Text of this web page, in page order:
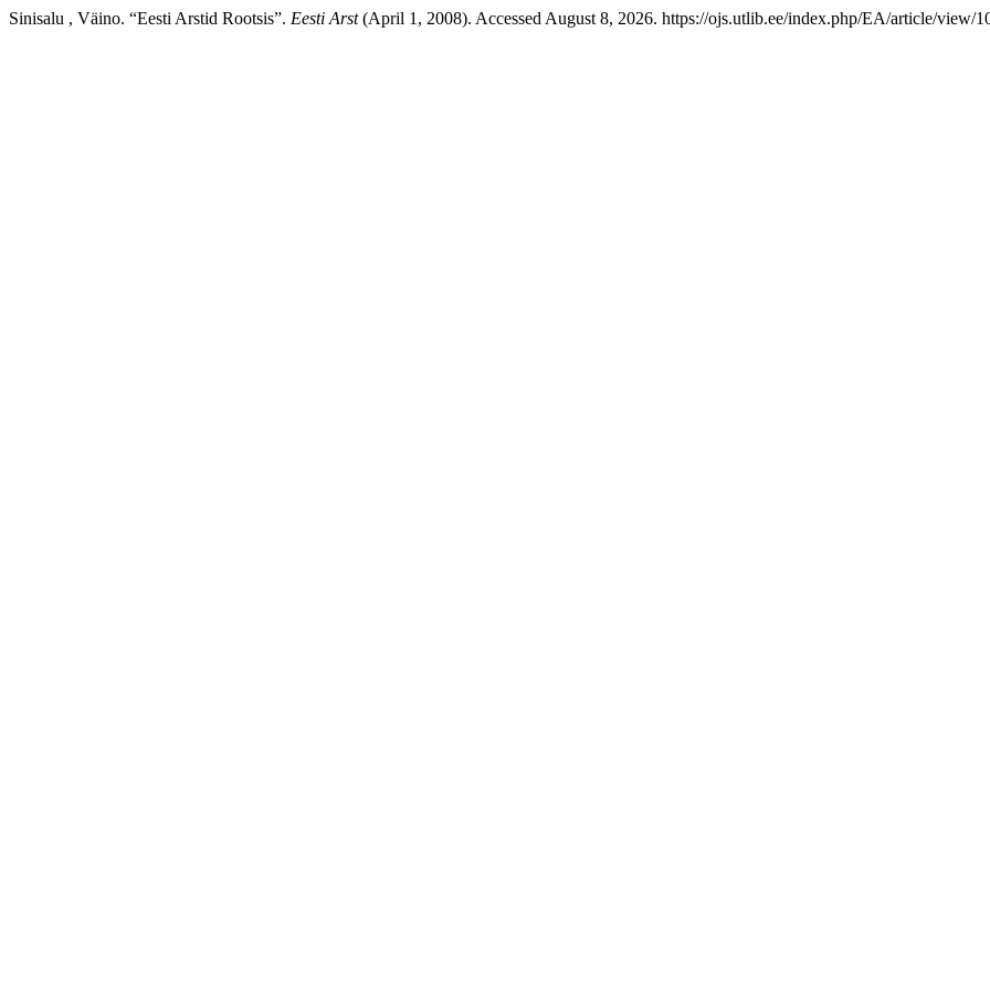
Sinisalu , Väino. “Eesti Arstid Rootsis”. Eesti Arst(April 1, 2008). Accessed August 8, 2026. https://ojs.utlib.ee/index.php/EA/article/view/